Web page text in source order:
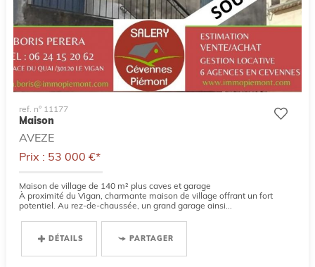
ref. n° 11177
Maison
AVEZE
Prix : 53 000 €*
Maison de village de 140 m² plus caves et garage
À proximité du Vigan, charmante maison de village offrant un fort
potentiel. Au rez-de-chaussée, un grand garage ainsi...
DÉTAILS PARTAGER